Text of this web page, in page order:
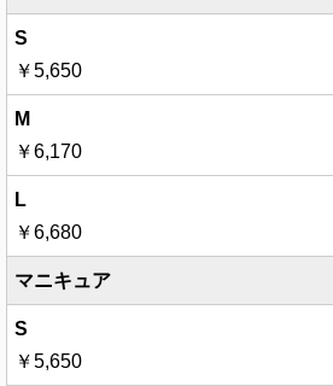
￥5,650
￥6,170
￥6,680
マニキュア
￥5,650